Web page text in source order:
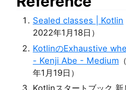
Sealed classes | Kotlin
2022年1月18日）
KotlinのExhaustive
- Kenji Abe - Medium
年1月19日）